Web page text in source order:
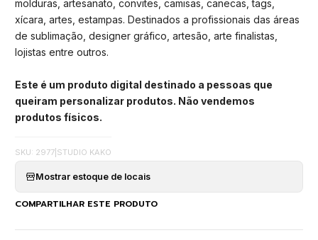
molduras, artesanato, convites, camisas, canecas, tags,
xícara, artes, estampas. Destinados a profissionais das áreas
de sublimação, designer gráfico, artesão, arte finalistas,
lojistas entre outros.
Este é um produto digital destinado a pessoas que
queiram personalizar produtos. Não vendemos
produtos físicos.
SKU: 2977 STUDIO KAKO
Mostrar estoque de locais
COMPARTILHAR ESTE PRODUTO